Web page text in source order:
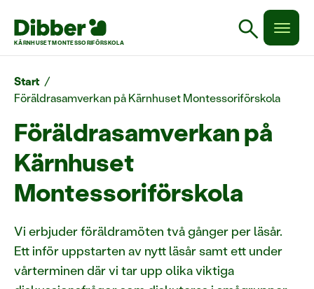
KÄRNHUSET MONTESSORIFÖRSKOLA search
Start /
Föräldrasamverkan på Kärnhuset Montessoriförskola
Föräldrasamverkan på
Kärnhuset
Montessoriförskola
Vi erbjuder föräldramöten två gånger per läsår.
Ett inför uppstarten av nytt läsår samt ett under
vårterminen där vi tar upp olika viktiga